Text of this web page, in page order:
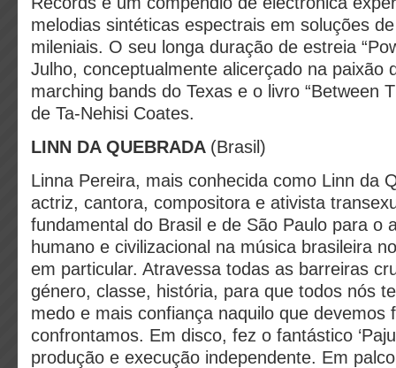
melodias sintéticas espectrais em soluções
mileniais. O seu longa duração de estreia
Julho, conceptualmente alicerçado na paixão
marching bands do Texas e o livro “Between
de Ta-Nehisi Coates.
LINN DA QUEBRADA (Brasil)
Linna Pereira, mais conhecida como Linn da
actriz, cantora, compositora e ativista
fundamental do Brasil e de São Paulo para o
humano e civilizacional na música brasileira
em particular. Atravessa todas as barreiras
género, classe, história, para que todos nós
medo e mais confiança naquilo que devemos
confrontamos. Em disco, fez o fantástico
produção e execução independente. Em